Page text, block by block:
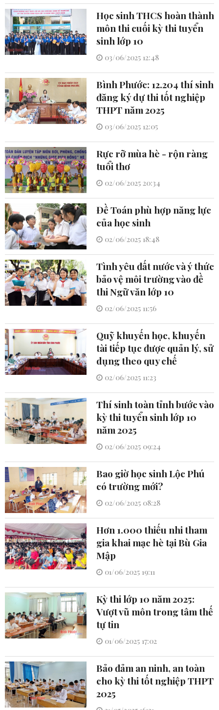
Học sinh THCS hoàn thành
môn thi cuối kỳ thi tuyển
sinh lớp 10
03/06/2025 12:48
Bình Phước: 12.204 thí sinh
đăng ký dự thi tốt nghiệp
THPT năm 2025
03/06/2025 12:05
Rực rỡ mùa hè - rộn ràng
tuổi thơ
02/06/2025 20:34
Đề Toán phù hợp năng lực
của học sinh
02/06/2025 18:48
Tình yêu đất nước và ý thức
bảo vệ môi trường vào đề
thi Ngữ văn lớp 10
02/06/2025 11:56
Quỹ khuyến học, khuyến
tài tiếp tục được quản lý, sử
dụng theo quy chế
02/06/2025 11:23
Thí sinh toàn tỉnh bước vào
kỳ thi tuyển sinh lớp 10
năm 2025
02/06/2025 09:24
Bao giờ học sinh Lộc Phú
có trường mới?
02/06/2025 08:28
Hơn 1.000 thiếu nhi tham
gia khai mạc hè tại Bù Gia
Mập
01/06/2025 19:11
Kỳ thi lớp 10 năm 2025:
Vượt vũ môn trong tâm thế
tự tin
01/06/2025 17:02
Bảo đảm an ninh, an toàn
cho kỳ thi tốt nghiệp THPT
2025